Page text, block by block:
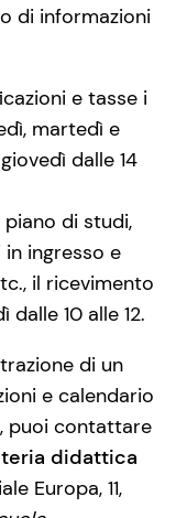
di informazioni
e tasse i
martedì e
dalle 14
di studi,
ingresso e
il ricevimento
10 alle 12.
di un
e calendario
puoi contattare
didattica
Europa, 11,